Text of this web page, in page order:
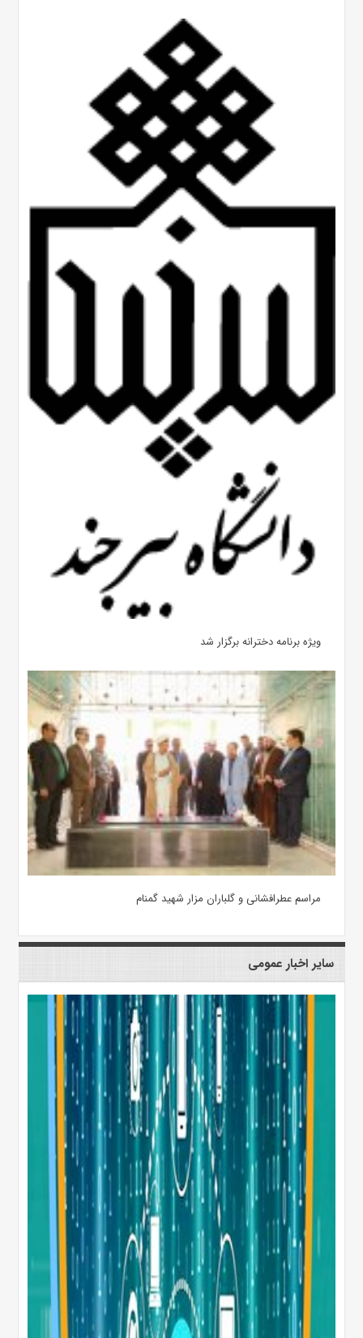
ویژه برنامه دخترانه برگزار شد
مراسم عطرافشانی و گلباران مزار شهید گمنام
سایر اخبار عمومی